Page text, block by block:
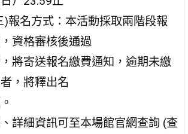
)報名方式：本活動採取兩階段報
資格審核後通過
將寄送報名繳費通知，逾期未繳
，將釋出名
詳細資訊可至本場館官網查詢 (查